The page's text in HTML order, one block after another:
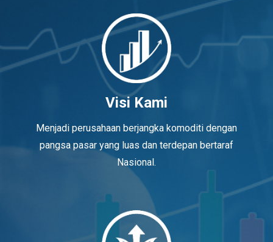
Visi Kami
Menjadi perusahaan berjangka komoditi dengan
pangsa pasar yang luas dan terdepan bertaraf
Nasional.